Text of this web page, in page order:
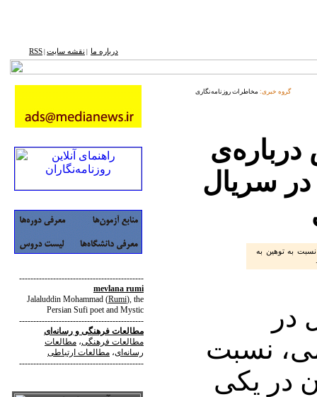
درباره ما نقشه ‌سایت RSS
--------------------------------------------
mevlana rumi
Jalaluddin Mohammad (Rumi), the
Persian Sufi poet and Mystic
--------------------------------------------
مطالعات فرهنگی و رسانه‌ای
مطالعات فرهنگی، مطالعات
رسانه‌ای، مطالعات ارتباطی
--------------------------------------------
گروه خبری: مخاطرات روزنامه‌نگاری
درباره‌ی
در سریال
به توهین به
در
نسبت
در یکی